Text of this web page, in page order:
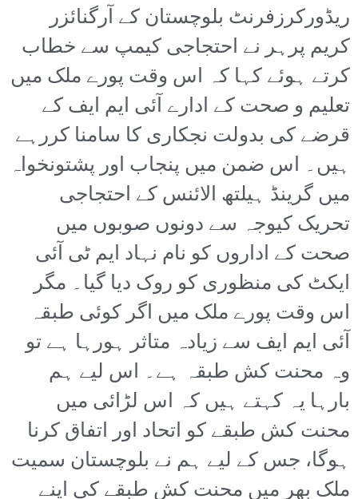
ریڈورکرزفرنٹ بلوچستان کے آرگنائزر
کریم پرہر نے احتجاجی کیمپ سے خطاب
کرتے ہوئے کہا کہ اس وقت پورے ملک میں
تعلیم و صحت کے ادارے آئی ایم ایف کے
قرضے کی بدولت نجکاری کا سامنا کررہے
ہیں۔ اس ضمن میں پنجاب اور پشتونخواہ
میں گرینڈ ہیلتھ الائنس کے احتجاجی
تحریک کیوجہ سے دونوں صوبوں میں
صحت کے اداروں کو نام نہاد ایم ٹی آئی
ایکٹ کی منظوری کو روک دیا گیا۔ مگر
اس وقت پورے ملک میں اگر کوئی طبقہ
آئی ایم ایف سے زیادہ متاثر ہورہا ہے تو
وہ محنت کش طبقہ ہے۔ اس لیے ہم
بارہا یہ کہتے ہیں کہ اس لڑائی میں
محنت کش طبقے کو اتحاد اور اتفاق کرنا
ہوگا، جس کے لیے ہم نے بلوچستان سمیت
ملک بھر میں محنت کش طبقے کی اپنے